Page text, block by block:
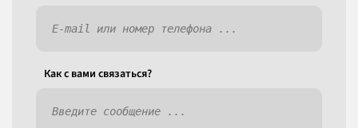
Как c вами связаться?